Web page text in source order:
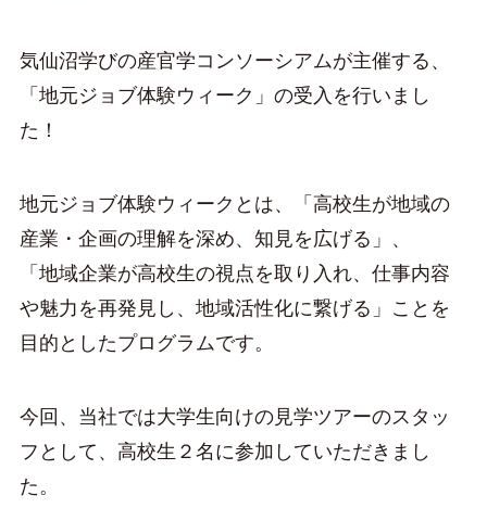
気仙沼学びの産官学コンソーシアムが主催する、
「地元ジョブ体験ウィーク」の受入を行いまし
た！
地元ジョブ体験ウィークとは、「高校生が地域の
産業・企画の理解を深め、知見を広げる」、
「地域企業が高校生の視点を取り入れ、仕事内容
や魅力を再発見し、地域活性化に繋げる」ことを
目的としたプログラムです。
今回、当社では大学生向けの見学ツアーのスタッ
フとして、高校生２名に参加していただきまし
た。